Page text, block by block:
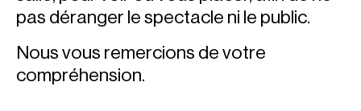
pas déranger le spectacle ni le public.
Nous vous remercions de votre
compréhension.